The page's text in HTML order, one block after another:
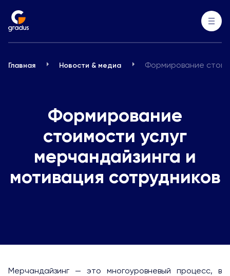
Главная Новости & медиа Формирование
Формирование
стоимости услуг
мерчандайзинга и
мотивация сотрудников
Мерчандайзинг — это многоуровневый процесс, в